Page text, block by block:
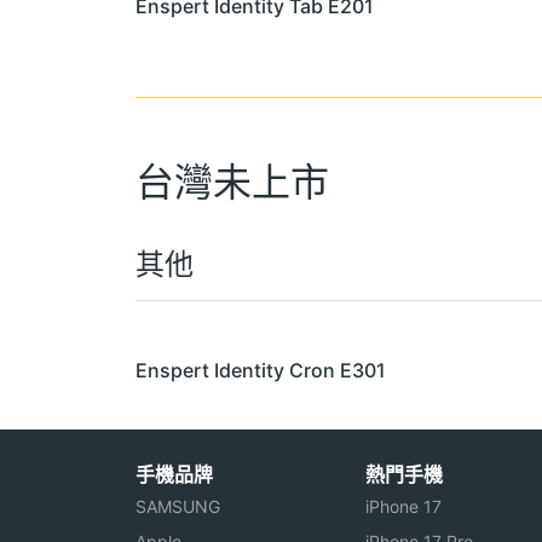
Enspert Identity Tab E201
台灣未上市
其他
Enspert Identity Cron E301
手機品牌
SAMSUNG
熱門手機
iPhone 17